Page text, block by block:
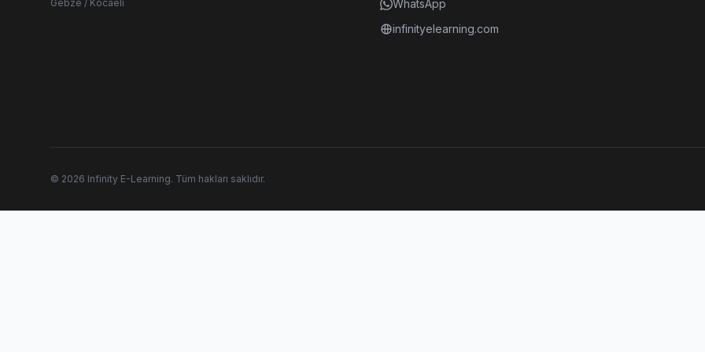
Gebze / Kocaeli
WhatsApp
infinityelearning.com
© 2026 Infinity E-Learning. Tüm hakları saklıdır.